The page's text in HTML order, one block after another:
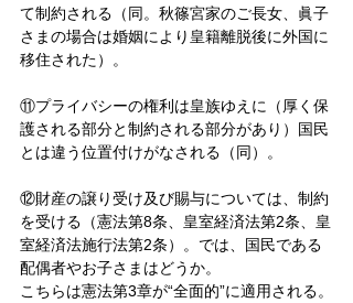
て制約される（同。秋篠宮家のご長女、眞子
さまの場合は婚姻により皇籍離脱後に外国に
移住された）。
⑪プライバシーの権利は皇族ゆえに（厚く保
護される部分と制約される部分があり）国民
とは違う位置付けがなされる（同）。
⑫財産の譲り受け及び賜与については、制約
を受ける（憲法第8条、皇室経済法第2条、皇
室経済法施行法第2条）。では、国民である
配偶者やお子さまはどうか。
こちらは憲法第3章が“全面的”に適用される。